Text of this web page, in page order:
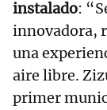
instalado:
innovadora,
una
aire libre.
primer